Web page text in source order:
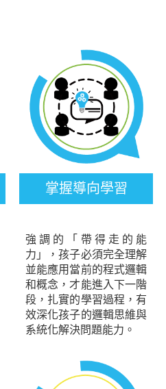
掌握導向學習
強調的「帶得走的能
力」，孩子必須完全理解
並能應用當前的程式邏輯
和概念，才能進入下一階
段，扎實的學習過程，有
效深化孩子的邏輯思維與
系統化解決問題能力。